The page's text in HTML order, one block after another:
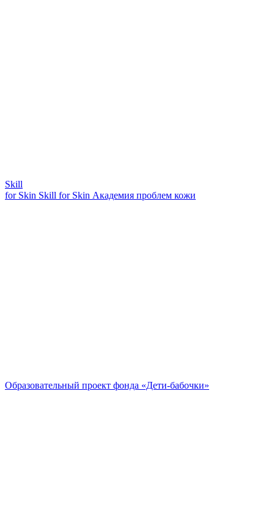
Skill
for Skin Skill for Skin Академия проблем кожи
Образовательный проект фонда «Дети-бабочки»